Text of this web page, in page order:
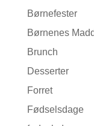
Børnefester
Børnenes
Brunch
Desserter
Forret
Fødselsdage